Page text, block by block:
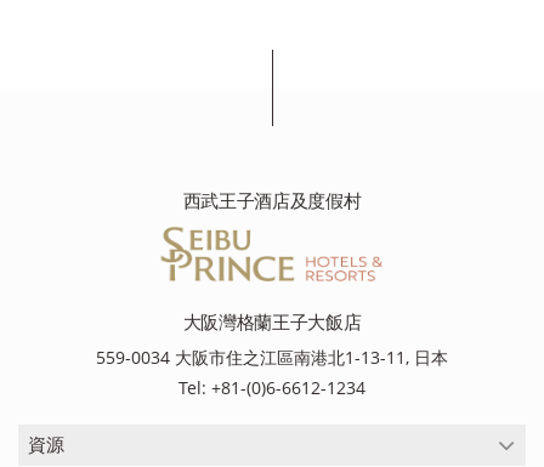
西武王子酒店及度假村
大阪灣格蘭王子大飯店
559-0034 大阪市住之江區南港北1-13-11, 日本
Tel: +81-(0)6-6612-1234
資源